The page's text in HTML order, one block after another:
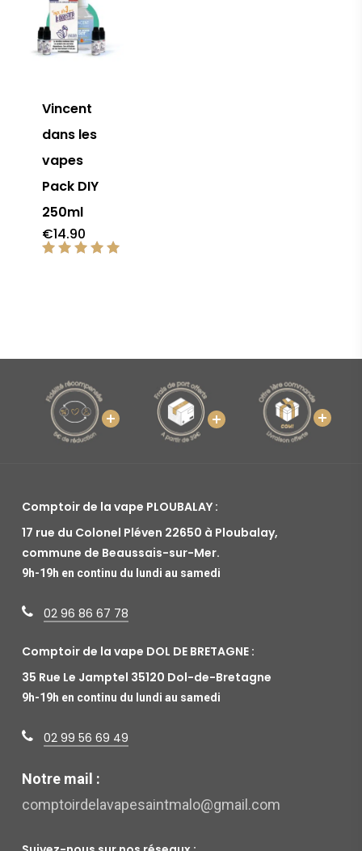
Vincent
dans les
vapes
Pack DIY
250ml
€14.90
Comptoir de la vape PLOUBALAY :
17 rue du Colonel Pléven 22650 à Ploubalay,
commune de Beaussais-sur-Mer.
9h-19h en continu du lundi au samedi
02 96 86 67 78
Comptoir de la vape DOL DE BRETAGNE :
35 Rue Le Jamptel 35120 Dol-de-Bretagne
9h-19h en continu du lundi au samedi
02 99 56 69 49
Notre mail :
comptoirdelavapesaintmalo@gmail.com